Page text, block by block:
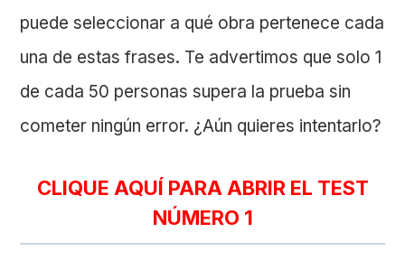
puede seleccionar a qué obra pertenece cada
una de estas frases. Te advertimos que solo 1
de cada 50 personas supera la prueba sin
cometer ningún error. ¿Aún quieres intentarlo?
CLIQUE AQUÍ PARA ABRIR EL TEST
NÚMERO 1